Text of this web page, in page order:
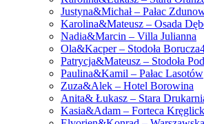
Justyna&Michał – Pałac
Karolina&Mateusz – Osada
Nadia&Marcin – Villa Julianna
Ola&Kacper – Stodoła
Patrycja&Mateusz – Stodoła
Paulina&Kamil – Pałac Lasotów
Zuza&Alek – Hotel Borowina
Anita& Łukasz – Stara
Kasia&Adam – Forteca